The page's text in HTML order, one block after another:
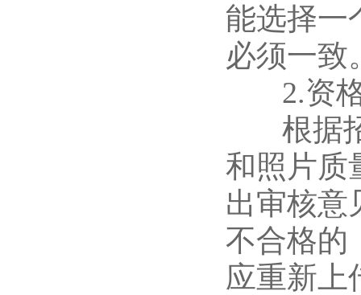
能选择一
必须一致
2.资格
根据招
和照片质
出审核意
不合格的
应重新上